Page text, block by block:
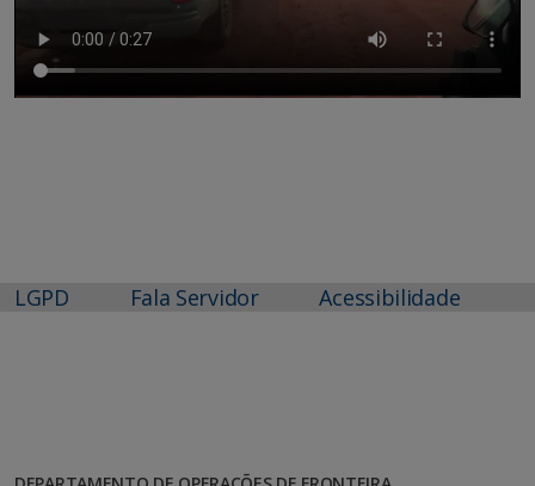
LGPD Fala Servidor Acessibilidade